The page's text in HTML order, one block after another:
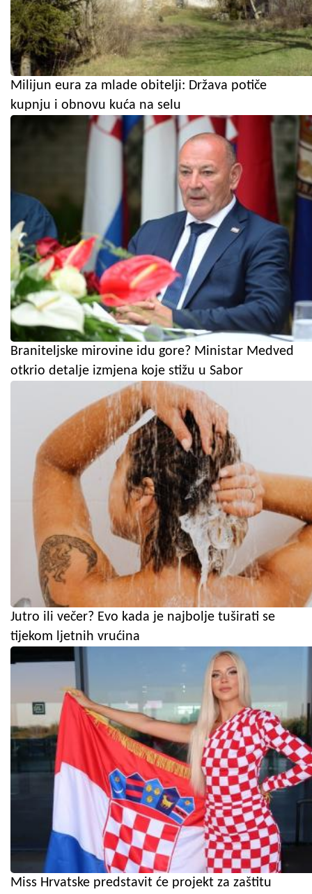
Milijun eura za mlade obitelji: Država potiče
kupnju i obnovu kuća na selu
Braniteljske mirovine idu gore? Ministar Medved
otkrio detalje izmjena koje stižu u Sabor
Jutro ili večer? Evo kada je najbolje tuširati se
tijekom ljetnih vrućina
Miss Hrvatske predstavit će projekt za zaštitu